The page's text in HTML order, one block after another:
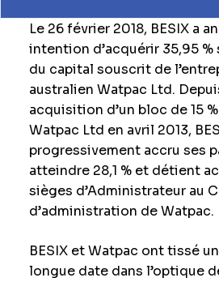
Le 26 février 2018, BESIX a
intention d’acquérir 35,95
du capital souscrit de
australien Watpac Ltd.
acquisition d’un bloc de 15
Watpac Ltd en avril 2013,
progressivement accru ses
atteindre 28,1 % et détient
sièges d’Administrateur au
d’administration de Watpac.
BESIX et Watpac ont tissé
longue date dans l’optique